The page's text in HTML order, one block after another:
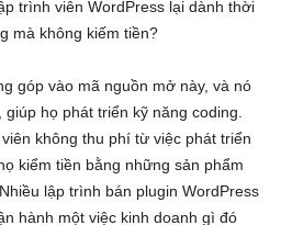
trình viên WordPress lại dành thời
mà không kiếm tiền?
góp vào mã nguồn mở này, và nó
họ phát triển kỹ năng coding.
không thu phí từ việc phát triển
kiểm tiền bằng những sản phẩm
lập trình bán plugin WordPress
hành một việc kinh doanh gì đó